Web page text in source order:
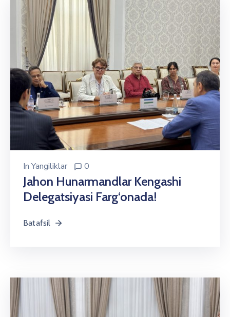
InYangiliklar 0
Jahon Hunarmandlar Kengashi
Delegatsiyasi Farg‘onada!
Batafsil